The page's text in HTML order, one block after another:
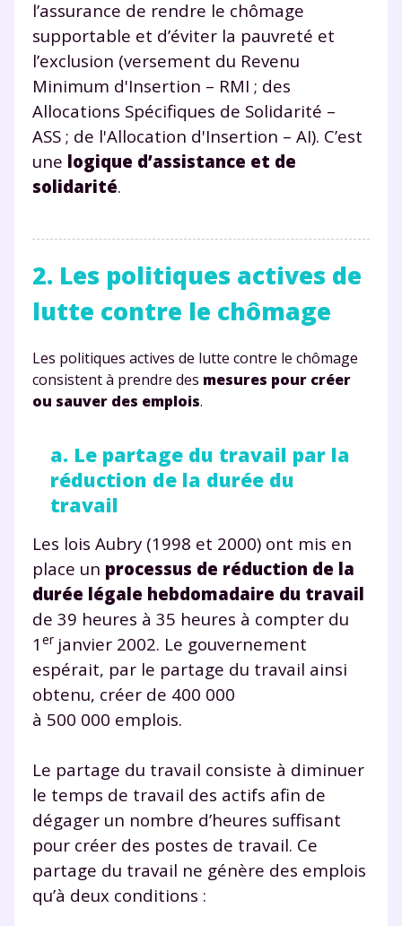
l’assurance de rendre le chômage
supportable et d’éviter la pauvreté et
l’exclusion (versement du Revenu
Minimum d'Insertion – RMI ; des
Allocations Spécifiques de Solidarité –
ASS ; de l'Allocation d'Insertion – AI). C’est
une logique d’assistance et de
solidarité.
2. Les politiques actives de
lutte contre le chômage
Les politiques actives de lutte contre le chômage
consistent à prendre des mesures pour créer
ou sauver des emplois.
a. Le partage du travail par la
réduction de la durée du
travail
Les lois Aubry (1998 et 2000) ont mis en
place un processus de réduction de la
durée légale hebdomadaire du travail
de 39 heures à 35 heures à compter du
1 er janvier 2002. Le gouvernement
espérait, par le partage du travail ainsi
obtenu, créer de 400 000
à 500 000 emplois.
Le partage du travail consiste à diminuer
le temps de travail des actifs afin de
dégager un nombre d’heures suffisant
pour créer des postes de travail. Ce
partage du travail ne génère des emplois
qu’à deux conditions :